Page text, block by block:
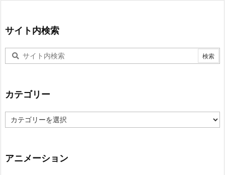
サイト内検索
カテゴリー
テ
ー
アニメーション